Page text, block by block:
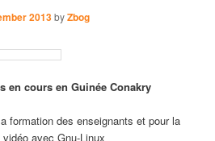
2013byZbog
en cours en Guinée Conakry
formation des enseignants et pour la
avec Gnu-Linux